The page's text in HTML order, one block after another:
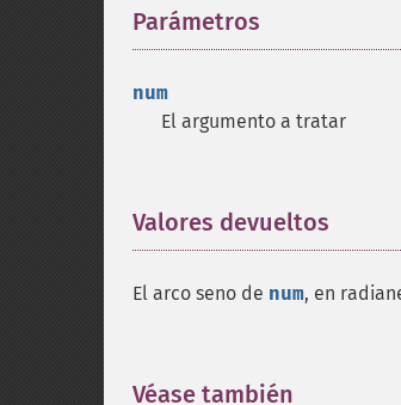
Parámetros
num
El argumento a tratar
Valores devueltos
El arco seno de num, en
Véase también